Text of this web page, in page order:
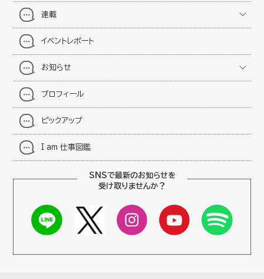
連載
イベントレポート
お知らせ
プロフィール
ピックアップ
I am 仕事図鑑
SNSで最新のお知らせを
受け取りませんか？